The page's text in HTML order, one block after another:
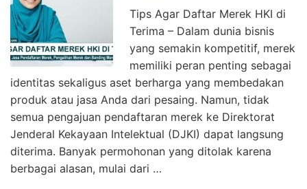
Tips Agar Daftar Merek HKI di
Terima – Dalam dunia bisnis
yang semakin kompetitif, merek
memiliki peran penting sebagai
identitas sekaligus aset berharga yang membedakan
produk atau jasa Anda dari pesaing. Namun, tidak
semua pengajuan pendaftaran merek ke Direktorat
Jenderal Kekayaan Intelektual (DJKI) dapat langsung
diterima. Banyak permohonan yang ditolak karena
berbagai alasan, mulai dari …